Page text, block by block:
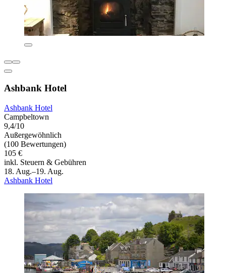
Ashbank Hotel
Ashbank Hotel
Campbeltown
9,4/10
Außergewöhnlich
(100 Bewertungen)
105 €
inkl. Steuern & Gebühren
18. Aug.–19. Aug.
Ashbank Hotel